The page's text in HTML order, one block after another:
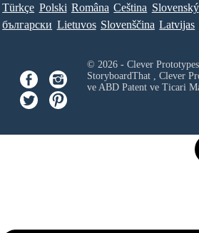
Türkçe Polski Româna Ceština Slovenský
български Lietuvos Slovenščina Latvijas
© 2026 - Clever
StoryboardThat , Clever
ve ABD Patent ve Ticari